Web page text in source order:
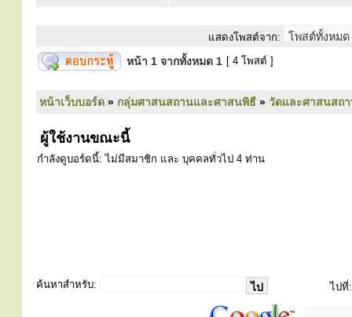
แสดงโพสต์จาก:
หน้า 1 จากทั้งหมด 1 [ 4 โพสต์ ]
หน้าเว็บบอร์ด » กลุ่มศาสนสถานและศาสนพิธี » วัดและศาสนสถ
ผู้ใช้งานขณะนี้
กำลังดูบอร์ดนี้: ไม่มีสมาชิก และ บุคคลทั่วไป 4 ท่าน
ค้นหาสำหรับ: ไปที่: